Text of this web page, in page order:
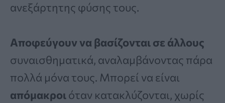
ανεξάρτητης φύσης τους.
Αποφεύγουν να βασίζονται σε άλλους
συναισθηματικά, αναλαμβάνοντας πάρα
πολλά μόνα τους. Μπορεί να είναι
απόμακροιόταν κατακλύζονται, χωρίς